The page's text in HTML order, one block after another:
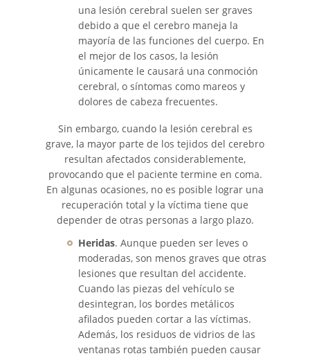
Unsafe Left Turn Motorcycle
Accident
What to Do After a Motorcycle
Accident
Damages Can I Recover in a
Wrongful Death Claim?
Dealing with Insurance
Companies
Determining Fault
Pedestrian Accidents Causes
Pedestrian Accident Injuries
Pedestrian Accident Statistics
una lesión cerebral suelen ser graves
debido a que el cerebro maneja la
mayoría de las funciones del cuerpo. En
el mejor de los casos, la lesión
únicamente le causará una conmoción
cerebral, o síntomas como mareos y
dolores de cabeza frecuentes.
Sin embargo, cuando la lesión cerebral es
grave, la mayor parte de los tejidos del cerebro
resultan afectados considerablemente,
provocando que el paciente termine en coma.
En algunas ocasiones, no es posible lograr una
recuperación total y la víctima tiene que
depender de otras personas a largo plazo.
Heridas. Aunque pueden ser leves o
moderadas, son menos graves que otras
lesiones que resultan del accidente.
Cuando las piezas del vehículo se
desintegran, los bordes metálicos
afilados pueden cortar a las víctimas.
Además, los residuos de vidrios de las
ventanas rotas también pueden causar